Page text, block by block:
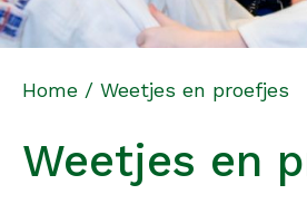
Home / Weetjes en proefjes
Weetjes en